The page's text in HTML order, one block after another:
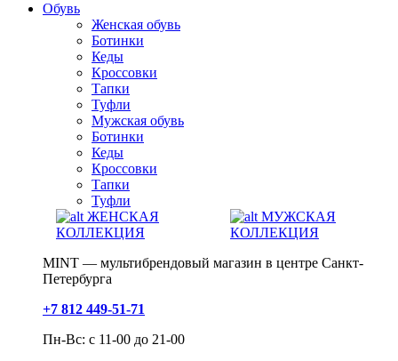
Обувь
Женская обувь
Ботинки
Кеды
Кроссовки
Тапки
Туфли
Мужская обувь
Ботинки
Кеды
Кроссовки
Тапки
Туфли
ЖЕНСКАЯ
КОЛЛЕКЦИЯ
МУЖСКАЯ
КОЛЛЕКЦИЯ
MINT — мультибрендовый магазин в центре Санкт-
Петербурга
+7 812 449-51-71
Пн-Вс: с 11-00 до 21-00